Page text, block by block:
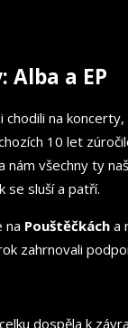
Alba a EP
na
10 let
nám všechny ty
se sluší a patří.
na Pouštěčkách a
zahrnovali
dospěla k